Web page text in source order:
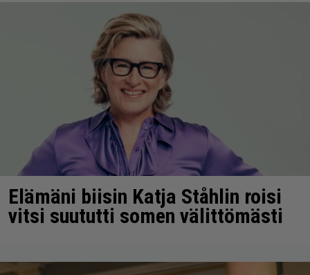
Elämäni biisin Katja Ståhlin roisi
vitsi suututti somen välittömästi